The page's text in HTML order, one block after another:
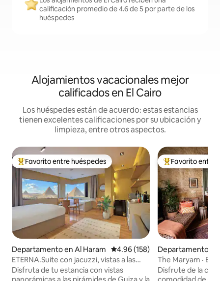
calificación promedio de 4.6 de 5 por parte de los
huéspedes
Alojamientos vacacionales mejor
calificados en El Cairo
Los huéspedes están de acuerdo: estas estancias
tienen excelentes calificaciones por su ubicación y
limpieza, entre otros aspectos.
De los mejores en Favorito entre huéspedes
Favorito entre huéspedes
Departamento en Al Haram Calificación promedio: 4.96 de
4.96 (158)
ETERNA.Suite con jacuzzi, vistas a las
pirámides y balcón
Disfruta de tu estancia con vistas
De los mejores
Favorito entre
Departamento en
uq
The Maryam · El
en el centro de El
Disfrute de la